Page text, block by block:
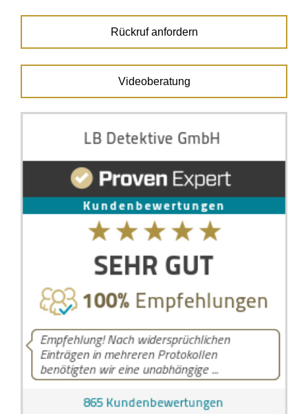
Rückruf anfordern
Videoberatung